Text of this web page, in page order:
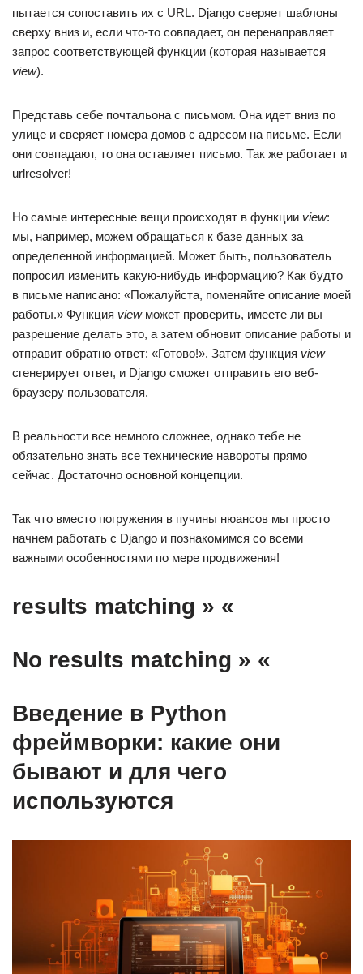
пытается сопоставить их с URL. Django сверяет шаблоны
сверху вниз и, если что-то совпадает, он перенаправляет
запрос соответствующей функции (которая называется
view).
Представь себе почтальона с письмом. Она идет вниз по
улице и сверяет номера домов с адресом на письме. Если
они совпадают, то она оставляет письмо. Так же работает и
urlresolver!
Но самые интересные вещи происходят в функции view:
мы, например, можем обращаться к базе данных за
определенной информацией. Может быть, пользователь
попросил изменить какую-нибудь информацию? Как будто
в письме написано: «Пожалуйста, поменяйте описание моей
работы.» Функция viewможет проверить, имеете ли вы
разрешение делать это, а затем обновит описание работы и
отправит обратно ответ: «Готово!». Затем функция view
сгенерирует ответ, и Django сможет отправить его веб-
браузеру пользователя.
В реальности все немного сложнее, однако тебе не
обязательно знать все технические навороты прямо
сейчас. Достаточно основной концепции.
Так что вместо погружения в пучины нюансов мы просто
начнем работать с Django и познакомимся со всеми
важными особенностями по мере продвижения!
results matching » «
No results matching » «
Введение в Python
фреймворки: какие они
бывают и для чего
используются